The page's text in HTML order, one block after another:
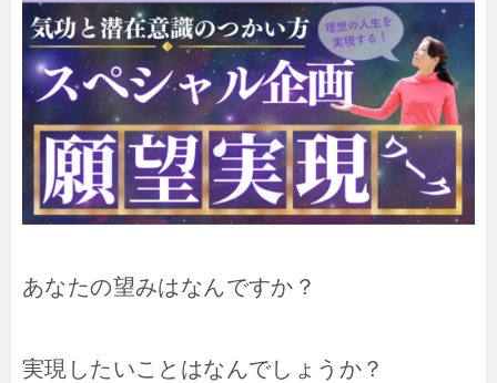
あなたの望みはなんですか？
実現したいことはなんでしょうか？